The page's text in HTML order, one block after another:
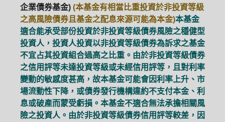
企業債券基金) (本基金有相當比重投資於非投資等級
之高風險債券且基金之配息來源可能為本金)本基金
適合能承受部份投資於非投資等級債券風險之穩健型
投資人，投資人投資以非投資等級債券為訴求之基金
不宜占其投資組合過高之比重。由於非投資等級債券
之信用評等未達投資等級或未經信用評等，且對利率
變動的敏感度甚高，故本基金可能會因利率上升、市
場流動性下降，或債券發行機構違約不支付本金、利
息或破產而蒙受虧損。本基金不適合無法承擔相關風
險之投資人。由於非投資等級債券信用評等較差，因